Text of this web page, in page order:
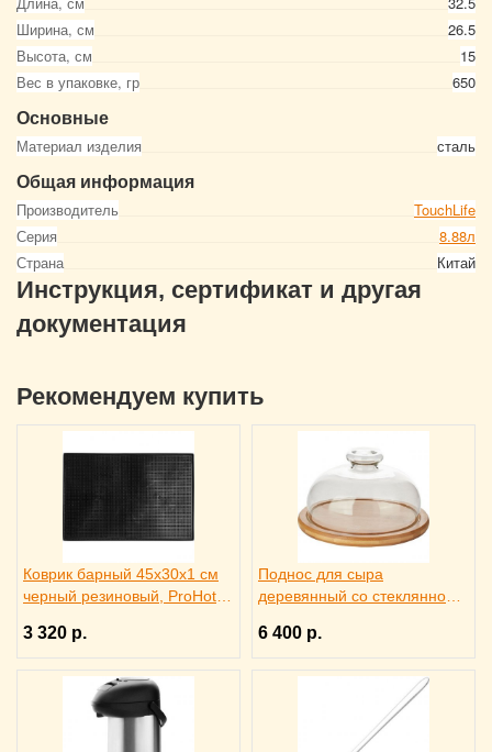
Ширина, см
26.5
Высота, см
15
Вес в упаковке, гр
650
Основные
Материал изделия сталь
Общая информация
Производитель
TouchLife
Серия
8.88л
Страна
Китай
Инструкция, сертификат и другая
документация
Рекомендуем купить
Коврик барный 45x30x1 см
черный резиновый, ProHotel
3 320 р.
Поднос для сыра
деревянный со стеклянной
6 400 р.